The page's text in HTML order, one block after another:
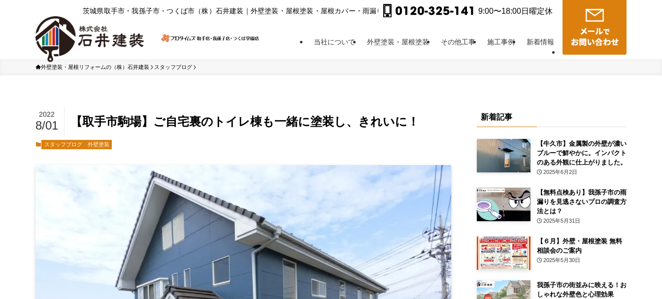
茨城県取⼿市・我孫⼦市・つくば市（株）⽯井建装｜外壁塗装・屋根塗装・屋根カバー・⾬漏り修理他 9:00〜18:00日曜定休
当社について 外壁塗装・屋根塗装 その他工事 施工事例 新着情報
外壁塗装・屋根リフォームの（株）石井建装 スタッフブログ
【取手市駒場】ご自宅裏のトイレ棟も一緒に塗装し、きれいに！
2022
8/01
スタッフブログ 外壁塗装
新着記事
【牛久市】金属製の外壁が濃い
ブルーで鮮やかに。インパクト
のある外観に仕上がりました。
2025年6月2日
【無料点検あり】我孫子市の雨
漏りを見逃さないプロの調査方
法とは？
2025年5月31日
【６月】外壁・屋根塗装 無料
相談会のご案内
2025年5月30日
我孫子市の街並みに映える！お
しゃれな外壁色と心理効果